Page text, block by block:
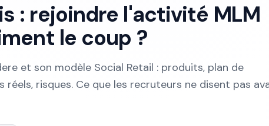
: rejoindre l'activité MLM
le coup ?
et son modèle Social Retail : produits, plan de
réels, risques. Ce que les recruteurs ne disent pas